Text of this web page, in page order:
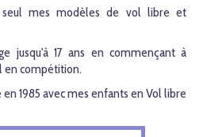
mes modèles de vol libre et
jusqu'à 17 ans en commençant à
en compétition.
1985 avec mes enfants en Vol libre